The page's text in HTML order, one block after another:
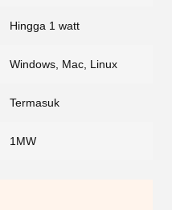
Hingga 1 watt
Windows, Mac, Linux
Termasuk
1MW